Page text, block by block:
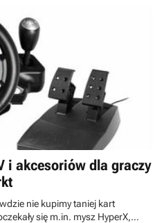
i akcesoriów dla graczy
nie kupimy taniej kart
się m.in. mysz HyperX,